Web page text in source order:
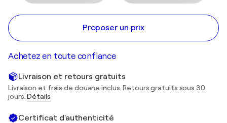
Proposer un prix
Achetez en toute confiance
Livraison et retours gratuits
Livraison et frais de douane inclus. Retours gratuits sous 30
jours.Détails
Certificat d'authenticité